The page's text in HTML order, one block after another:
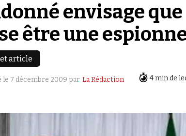
envisage
être une
article
le 7 décembre 2009 par La Rédaction 4 min de